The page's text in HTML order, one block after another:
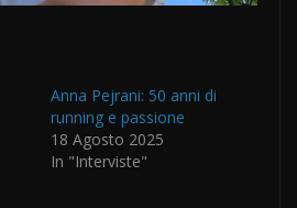
Anna Pejrani: 50 anni di
running e passione
18 Agosto 2025
In "Interviste"